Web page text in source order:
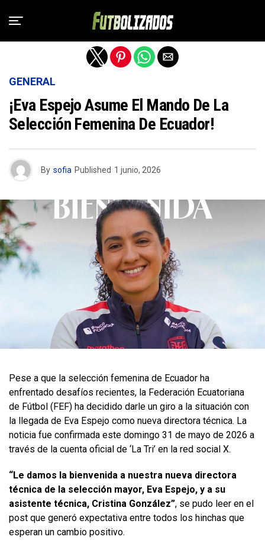
GENERAL
¡Eva Espejo Asume El Mando De La
Selección Femenina De Ecuador!
By sofia Published 1 junio, 2026
Pese a que la selección femenina de Ecuador ha
enfrentado desafíos recientes, la Federación Ecuatoriana
de Fútbol (FEF) ha decidido darle un giro a la situación con
la llegada de Eva Espejo como nueva directora técnica. La
noticia fue confirmada este domingo 31 de mayo de 2026 a
través de la cuenta oficial de ‘La Tri’ en la red social X.
“Le damos la bienvenida a nuestra nueva directora
técnica de la selección mayor, Eva Espejo, y a su
asistente técnica, Cristina González”, se pudo leer en el
post que generó expectativa entre todos los hinchas que
esperan un cambio positivo.
Salir de la versión móvil